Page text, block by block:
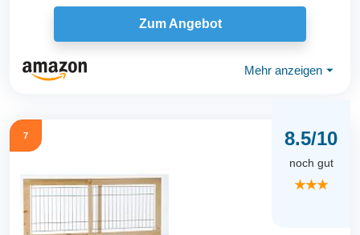
cm Holz...
Zum Angebot
Mehr anzeigen ⏷
7 8.5/10
noch gut
★★★